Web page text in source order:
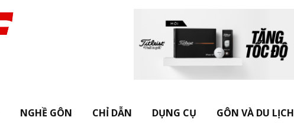
NGHỀ GÔN CHỈ DẪN DỤNG CỤ GÔN VÀ DU LỊCH